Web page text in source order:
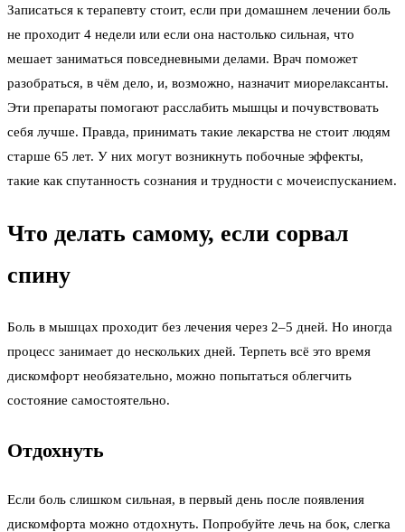
Записаться к терапевту стоит, если при домашнем лечении боль
не проходит 4 недели или если она настолько сильная, что
мешает заниматься повседневными делами. Врач поможет
разобраться, в чём дело, и, возможно, назначит миорелаксанты.
Эти препараты помогают расслабить мышцы и почувствовать
себя лучше. Правда, принимать такие лекарства не стоит людям
старше 65 лет. У них могут возникнуть побочные эффекты,
такие как спутанность сознания и трудности с мочеиспусканием.
Что делать самому, если сорвал
спину
Боль в мышцах проходит без лечения через 2–5 дней. Но иногда
процесс занимает до нескольких дней. Терпеть всё это время
дискомфорт необязательно, можно попытаться облегчить
состояние самостоятельно.
Отдохнуть
Если боль слишком сильная, в первый день после появления
дискомфорта можно отдохнуть. Попробуйте лечь на бок, слегка